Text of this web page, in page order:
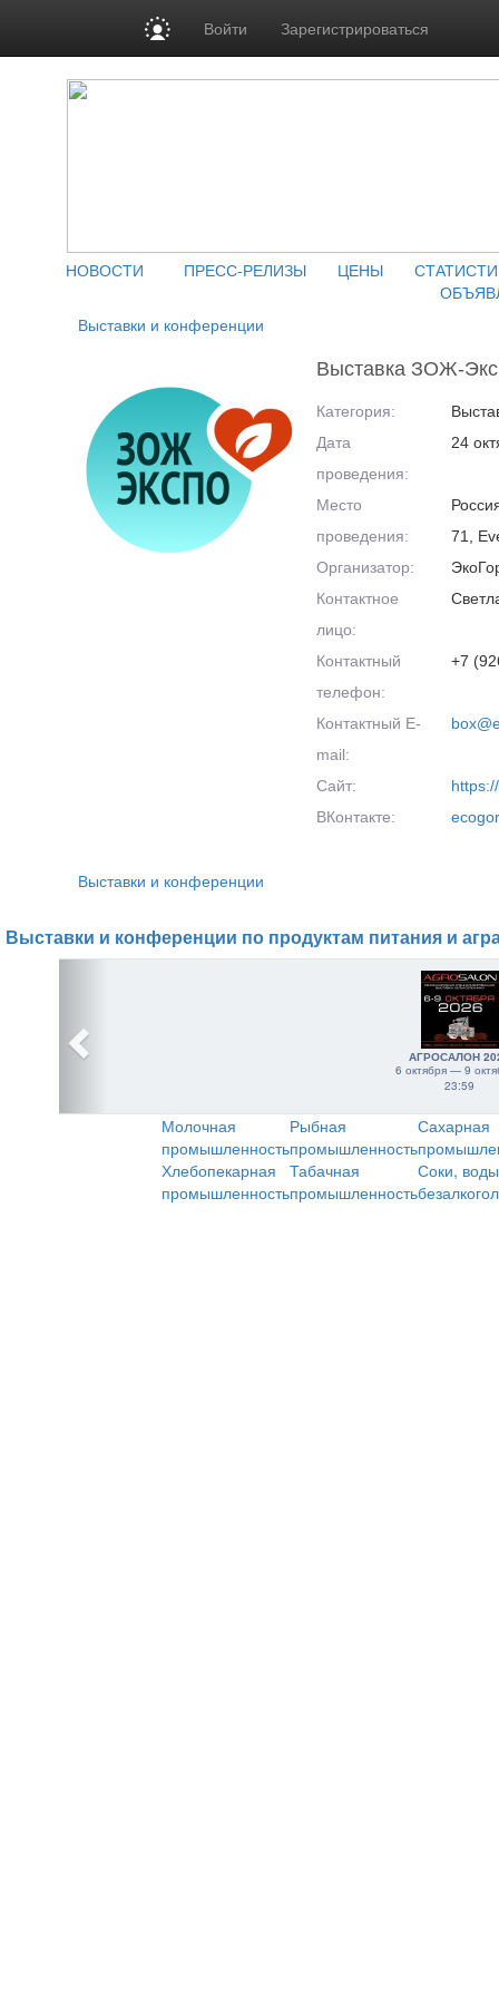
Войти Зарегистрироваться
НОВОСТИ ПРЕСС-РЕЛИЗЫ ЦЕНЫ
Выставки и конференции
Выставка ЗОЖ-
Категория:
Дата
проведения:
24
Место
проведения:
71,
Организатор:
Контактное
лицо:
Контактный
телефон:
+7
Контактный E-
mail:
Сайт:
ВКонтакте:
Выставки и конференции
Выставки и конференции по продуктам питания и
АГРОСАЛОН
6 октября — 9
23:59
Молочная
промышленность
Рыбная
промышленность
Сахарная
Хлебопекарная
промышленность
Табачная
промышленность
Соки,